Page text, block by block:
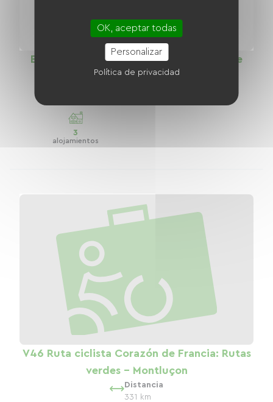
El canal de Briare: Vía verde desde Briare
hasta Montargis
3
alojamientos
V46 Ruta ciclista Corazón de Francia: Rutas
verdes - Montluçon
Distancia
331 km
OK, aceptar todas
Personalizar
Política de privacidad